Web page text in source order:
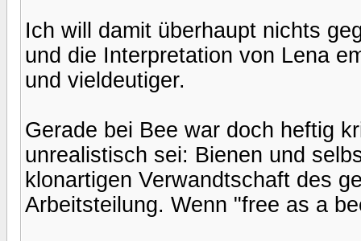
Ich will damit überhaupt nichts
und die Interpretation von Lena
und vieldeutiger.
Gerade bei Bee war doch heftig
unrealistisch sei: Bienen und
klonartigen Verwandtschaft des
Arbeitsteilung. Wenn "free as a